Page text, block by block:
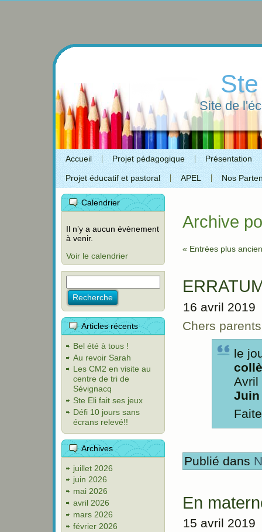
Site de
Accueil Projet pédagogique Présentation
Projet éducatif et pastoral APEL Nos
Calendrier
Il n’y a aucun évènement
à venir.
Voir le calendrier
Articles récents
Bel été à tous !
Au revoir Sarah
Les CM2 en visite au
centre de tri de
Sévignacq
Ste Eli fait ses jeux
Défi 10 jours sans
écrans relevé!!
Archives
juillet 2026
juin 2026
mai 2026
avril 2026
mars 2026
février 2026
Archive
« Entrées plus
16 avril 2019
Chers parents
le
Publié dans
En
15 avril 2019